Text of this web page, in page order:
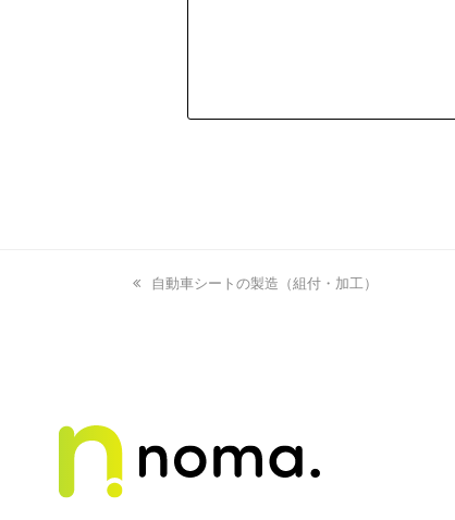
previous
自動車シートの製造（組付・加工）